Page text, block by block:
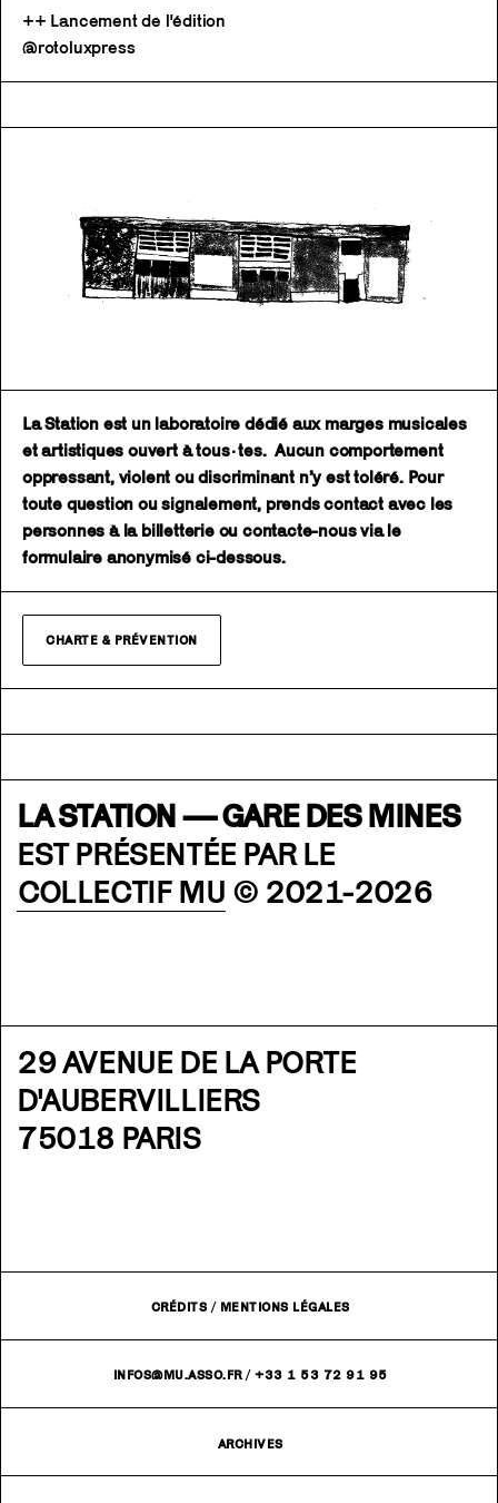
++ Lancement de l'édition
@rotoluxpress
La Station est un laboratoire dédié aux marges musicales
et artistiques ouvert à tous·tes. Aucun comportement
oppressant, violent ou discriminant n’y est toléré. Pour
toute question ou signalement, prends contact avec les
personnes à la billetterie ou contacte-nous via le
formulaire anonymisé ci-dessous.
CHARTE & PRÉVENTION
LA STATION — GARE DES MINES
EST PRÉSENTÉE PAR LE
COLLECTIF MU © 2021-2026
29 AVENUE DE LA PORTE
D'AUBERVILLIERS
75018 PARIS
CRÉDITS / MENTIONS LÉGALES
INFOS@MU.ASSO.FR/ +33 1 53 72 91 95
ARCHIVES